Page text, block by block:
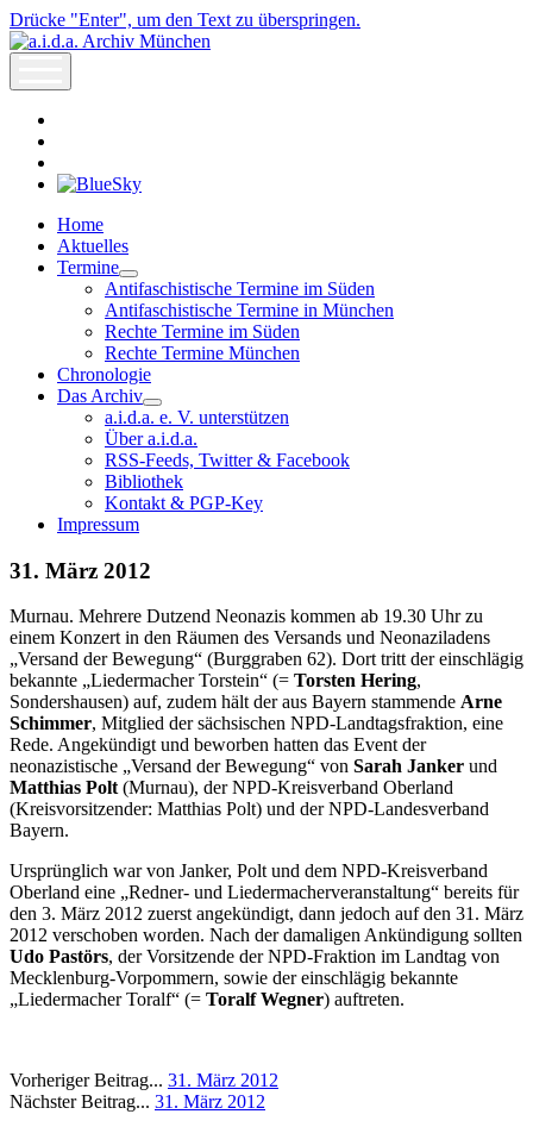
Drücke "Enter", um den Text zu überspringen.
a.i.d.a.
Archiv
München
archiv.de
Home
Aktuelles
Termine
open
dropdown
menu
Antifaschistische Termine im Süden
Antifaschistische Termine in München
Rechte Termine im Süden
Rechte Termine München
Chronologie
Das Archiv
open
dropdown
menu
a.i.d.a. e. V. unterstützen
Über a.i.d.a.
RSS-Feeds, Twitter & Facebook
Bibliothek
Kontakt & PGP-Key
Impressum
31. März 2012
Murnau. Mehrere Dutzend Neonazis kommen ab 19.30 Uhr zu
einem Konzert in den Räumen des Versands und Neonaziladens
„Versand der Bewegung“ (Burggraben 62). Dort tritt der einschlägig
bekannte „Liedermacher Torstein“ (= Torsten Hering,
Sondershausen) auf, zudem hält der aus Bayern stammende Arne
Schimmer, Mitglied der sächsischen NPD-Landtagsfraktion, eine
Rede. Angekündigt und beworben hatten das Event der
neonazistische „Versand der Bewegung“ von Sarah Janker und
Matthias Polt(Murnau), der NPD-Kreisverband Oberland
(Kreisvorsitzender: Matthias Polt) und der NPD-Landesverband
Bayern.
Ursprünglich war von Janker, Polt und dem NPD-Kreisverband
Oberland eine „Redner- und Liedermacherveranstaltung“ bereits für
den 3. März 2012 zuerst angekündigt, dann jedoch auf den 31. März
2012 verschoben worden. Nach der damaligen Ankündigung sollten
Udo Pastörs, der Vorsitzende der NPD-Fraktion im Landtag von
Mecklenburg-Vorpommern, sowie der einschlägig bekannte
„Liedermacher Toralf“ (= Toralf Wegner) auftreten.
Vorheriger Beitrag... 31. März 2012
Nächster Beitrag... 31. März 2012